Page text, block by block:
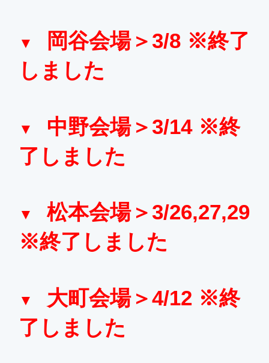
岡谷会場＞3/8 ※終了
しました
中野会場＞3/14 ※終
了しました
松本会場＞3/26,27,29
※終了しました
大町会場＞4/12 ※終
了しました